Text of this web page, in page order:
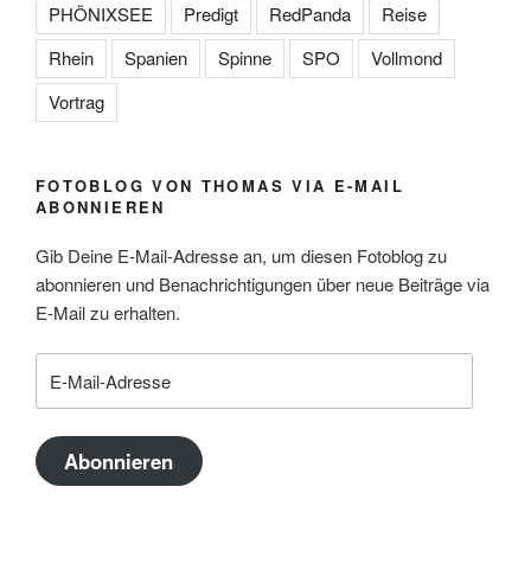
PHÖNIXSEE
Predigt RedPanda
Reise
Rhein
Spanien Spinne SPO
Vollmond
Vortrag
FOTOBLOG VON THOMAS VIA E-MAIL
ABONNIEREN
Gib Deine E-Mail-Adresse an, um diesen Fotoblog zu
abonnieren und Benachrichtigungen über neue Beiträge via
E-Mail zu erhalten.
Mail-
Abonnieren